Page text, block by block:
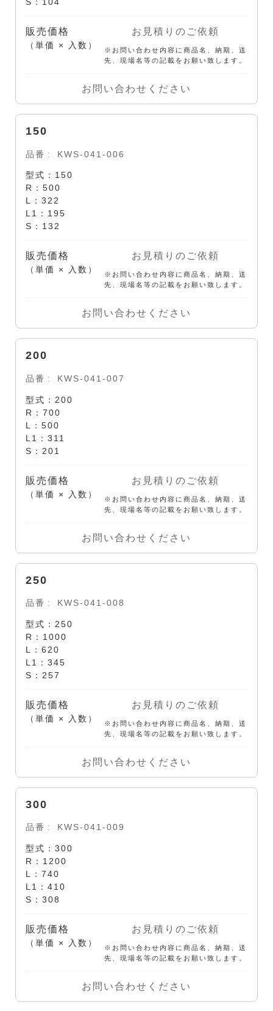
S：104
販売価格
（単価 × 入数）
お見積りのご依頼
※お問い合わせ内容に商品名、納期、送
先、現場名等の記載をお願い致します。
お問い合わせください
150
品番 KWS-041-006
型式：150
R：500
L：322
L1：195
S：132
販売価格
（単価 × 入数）
お見積りのご依頼
※お問い合わせ内容に商品名、納期、送
先、現場名等の記載をお願い致します。
お問い合わせください
200
品番 KWS-041-007
型式：200
R：700
L：500
L1：311
S：201
販売価格
（単価 × 入数）
お見積りのご依頼
※お問い合わせ内容に商品名、納期、送
先、現場名等の記載をお願い致します。
お問い合わせください
250
品番 KWS-041-008
型式：250
R：1000
L：620
L1：345
S：257
販売価格
（単価 × 入数）
お見積りのご依頼
※お問い合わせ内容に商品名、納期、送
先、現場名等の記載をお願い致します。
お問い合わせください
300
品番 KWS-041-009
型式：300
R：1200
L：740
L1：410
S：308
販売価格
（単価 × 入数）
お見積りのご依頼
※お問い合わせ内容に商品名、納期、送
先、現場名等の記載をお願い致します。
お問い合わせください